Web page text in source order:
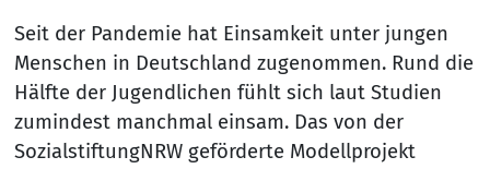
Seit der Pandemie hat Einsamkeit unter jungen
Menschen in Deutschland zugenommen. Rund die
Hälfte der Jugendlichen fühlt sich laut Studien
zumindest manchmal einsam. Das von der
SozialstiftungNRW geförderte Modellprojekt